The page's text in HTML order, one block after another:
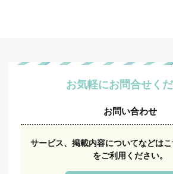
お気軽にお問合せく
お問い合わせ
サービス、掲載内容についてなどは
をご利用ください。